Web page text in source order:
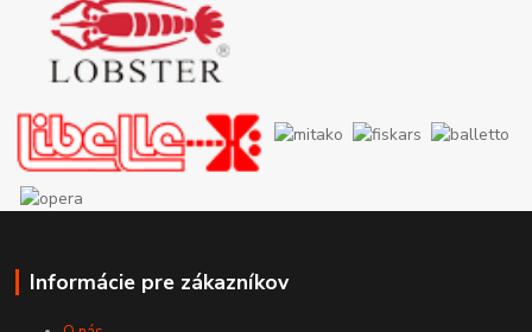
Informácie pre zákazníkov